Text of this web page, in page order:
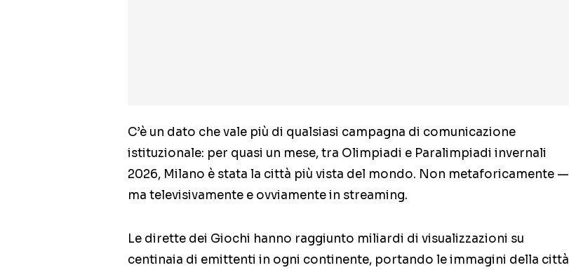
C’è un dato che vale più di qualsiasi campagna di comunicazione
istituzionale: per quasi un mese, tra Olimpiadi e Paralimpiadi invernali
2026, Milano è stata la città più vista del mondo. Non metaforicamente —
ma televisivamente e ovviamente in streaming.
Le dirette dei Giochi hanno raggiunto miliardi di visualizzazioni su
centinaia di emittenti in ogni continente, portando le immagini della città